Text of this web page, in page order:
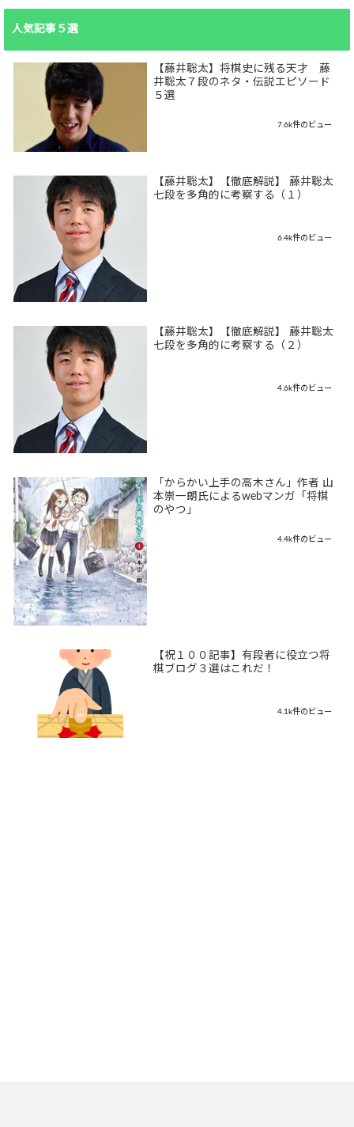
人気記事５選
【藤井聡太】将棋史に残る天才 藤
井聡太７段のネタ・伝説エピソード
５選
7.6k件のビュー
【藤井聡太】【徹底解説】 藤井聡太
七段を多角的に考察する（１）
6.4k件のビュー
【藤井聡太】【徹底解説】 藤井聡太
七段を多角的に考察する（２）
4.6k件のビュー
「からかい上手の高木さん」作者 山
本崇一朗氏によるwebマンガ「将棋
のやつ」
4.4k件のビュー
【祝１００記事】有段者に役立つ将
棋ブログ３選はこれだ！
4.1k件のビュー